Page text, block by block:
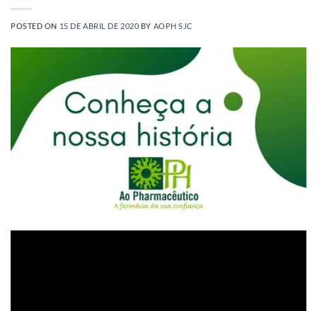
POSTED ON 15 DE ABRIL DE 2020 BY AOPH SJC